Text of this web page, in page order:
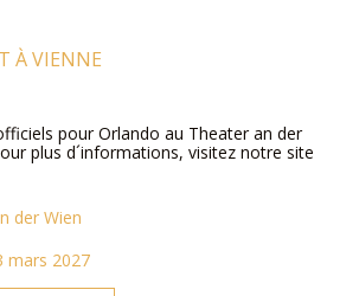
À VIENNE
pour Orlando au Theater an der
plus d´informations, visitez notre site
der Wien
mars 2027